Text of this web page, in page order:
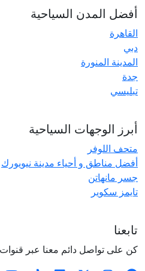
أفضل المدن السياحية
القاهرة
دبي
المدينة المنورة
جدة
تبليسي
أبرز الوجهات السياحية
متحف اللوفر
أفضل مناطق و أحياء مدينة نيويورك
جسر مانهاتن
تايمز سكوير
تابعنا
كن على تواصل دائم معنا عبر